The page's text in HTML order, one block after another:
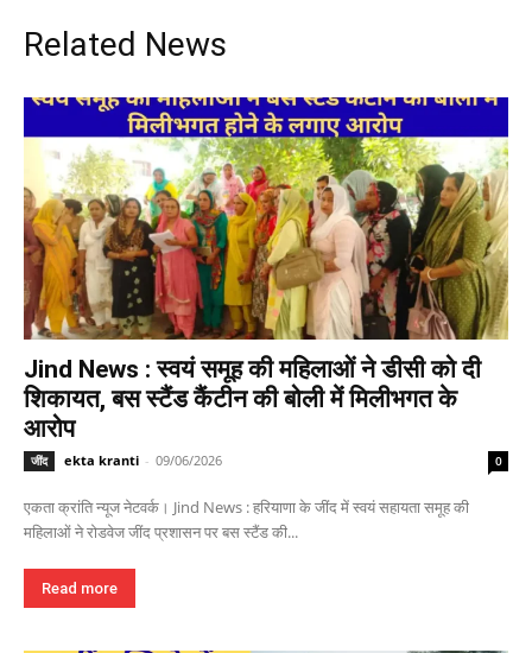
Related News
Jind News : स्वयं समूह की महिलाओं ने डीसी को दी
शिकायत, बस स्टैंड कैंटीन की बोली में मिलीभगत के
आरोप
जींद ekta kranti - 09/06/2026 0
एकता क्रांति न्यूज नेटवर्क। Jind News : हरियाणा के जींद में स्वयं सहायता समूह की
महिलाओं ने रोडवेज जींद प्रशासन पर बस स्टैंड की...
Read more